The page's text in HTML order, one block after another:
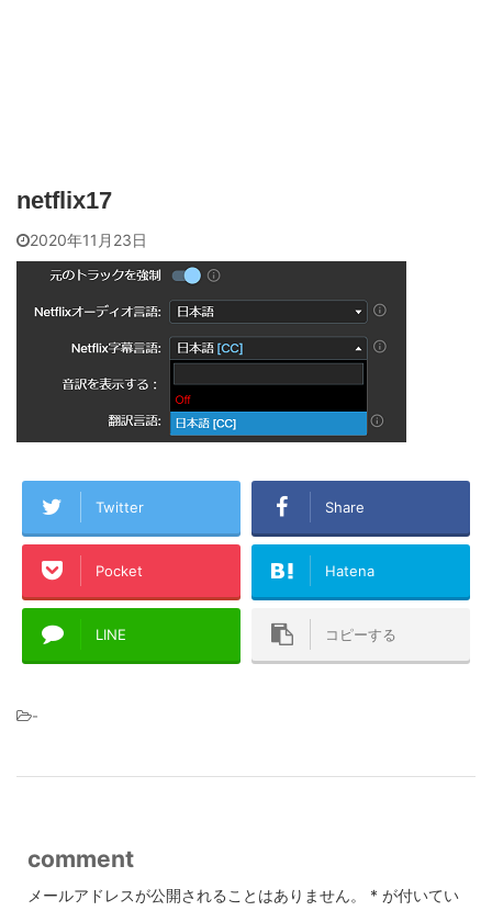
netflix17
2020年11月23日
Twitter Share
Pocket Hatena
LINE コピーする
-
comment
メールアドレスが公開されることはありません。 * が付いてい